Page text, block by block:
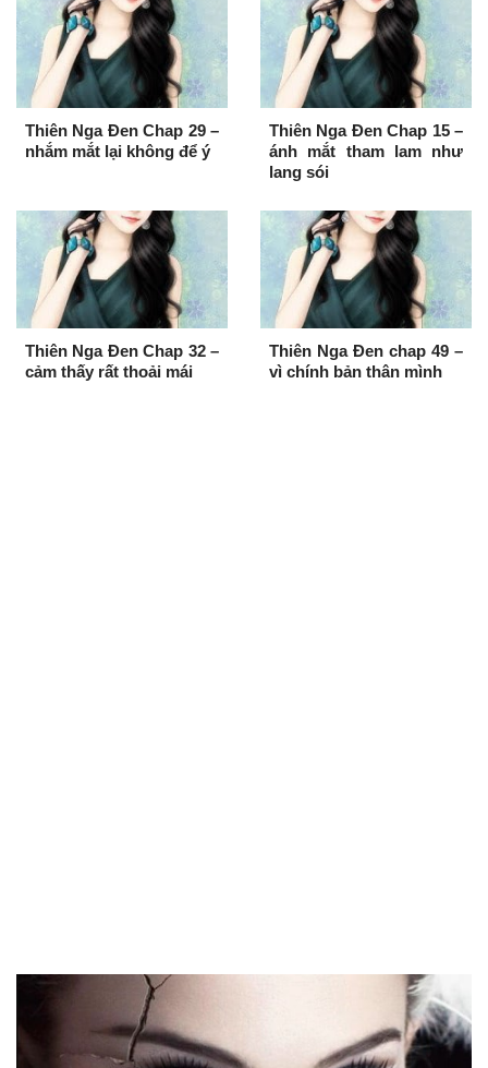
Thiên Nga Đen Chap 29 –
nhắm mắt lại không để ý
Thiên Nga Đen Chap 15 –
ánh mắt tham lam như
lang sói
Thiên Nga Đen Chap 32 –
cảm thấy rất thoải mái
Thiên Nga Đen chap 49 –
vì chính bản thân mình